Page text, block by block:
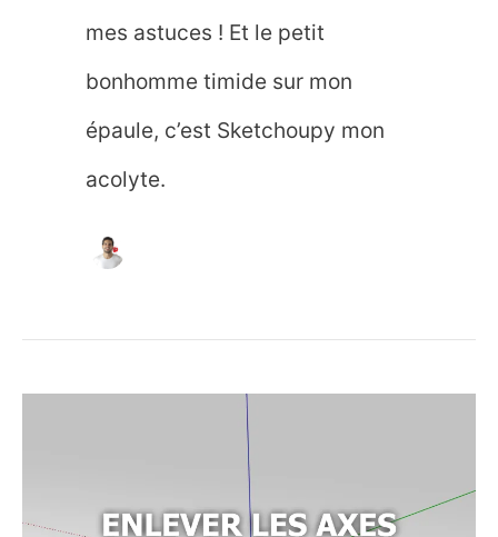
mes astuces ! Et le petit
bonhomme timide sur mon
épaule, c’est Sketchoupy mon
acolyte.